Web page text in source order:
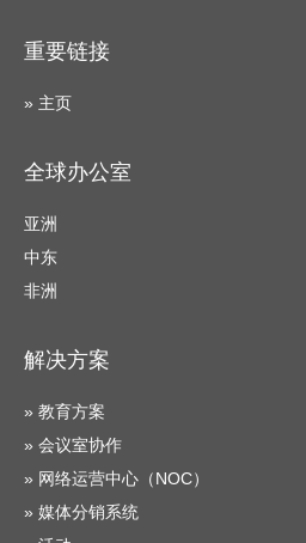
重要链接
» 主页
全球办公室
亚洲
中东
非洲
解决方案
» 教育方案
» 会议室协作
» 网络运营中心（NOC）
» 媒体分销系统